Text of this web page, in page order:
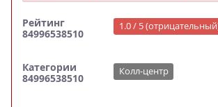
Рейтинг
84996538510
1.0 / 5
Категории
84996538510
Колл-центр